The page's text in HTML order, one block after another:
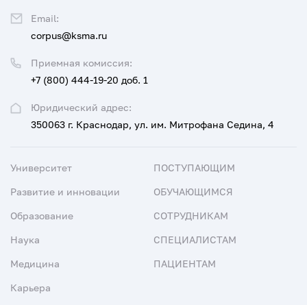
Юридический адрес:
350063 г. Краснодар, ул. им. Митрофана Седина, 4
Приемная комиссия:
+7 (800) 444-19-20 доб. 1
Email:
corpus@ksma.ru
Университет
Развитие и инновации
Образование
Наука
Медицина
Карьера
ПОСТУПАЮЩИМ
ОБУЧАЮЩИМСЯ
СОТРУДНИКАМ
СПЕЦИАЛИСТАМ
ПАЦИЕНТАМ